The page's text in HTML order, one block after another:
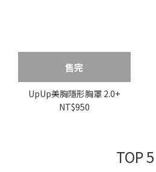
售完
UpUp美胸隱形胸罩 2.0+
NT$950
TOP 5